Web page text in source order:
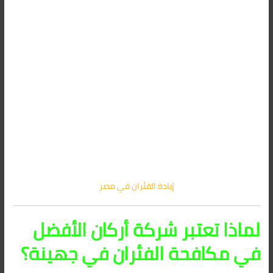
إبادة الفئران في مصر
لماذا تعتبر شركة أركان الأفضل
في مكافحة الفئران في جهينة؟